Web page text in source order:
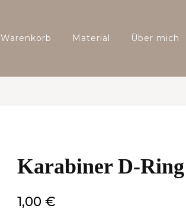
Warenkorb Material Über mich
Karabiner D-Ring
1,00€